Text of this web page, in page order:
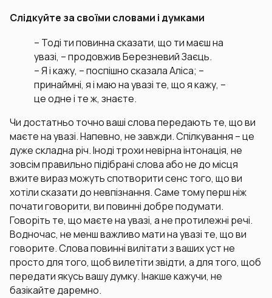
Слідкуйте за своїми словами і думками
– Тоді ти повинна сказати, що ти маєш на
увазі, – продовжив Березневий Заєць.
– Я і кажу, – поспішно сказала Аліса; –
принаймні, я і маю на увазі те, що я кажу, –
це одне і те ж, знаєте.
Чи достатньо точно ваші слова передають те, що ви
маєте на увазі. Напевно, не завжди. Спілкування – це
дуже складна річ. Іноді трохи невірна інтонація, не
зовсім правильно підібрані слова або не до місця
вжите вираз можуть спотворити сенс того, що ви
хотіли сказати до невпізнання. Саме тому перш ніж
почати говорити, ви повинні добре подумати.
Говоріть те, що маєте на увазі, а не протилежні речі.
Водночас, не менш важливо мати на увазі те, що ви
говорите. Слова повинні вилітати з ваших уст не
просто для того, щоб вилетіти звідти, а для того, щоб
передати якусь вашу думку. Інакше кажучи, не
базікайте даремно.